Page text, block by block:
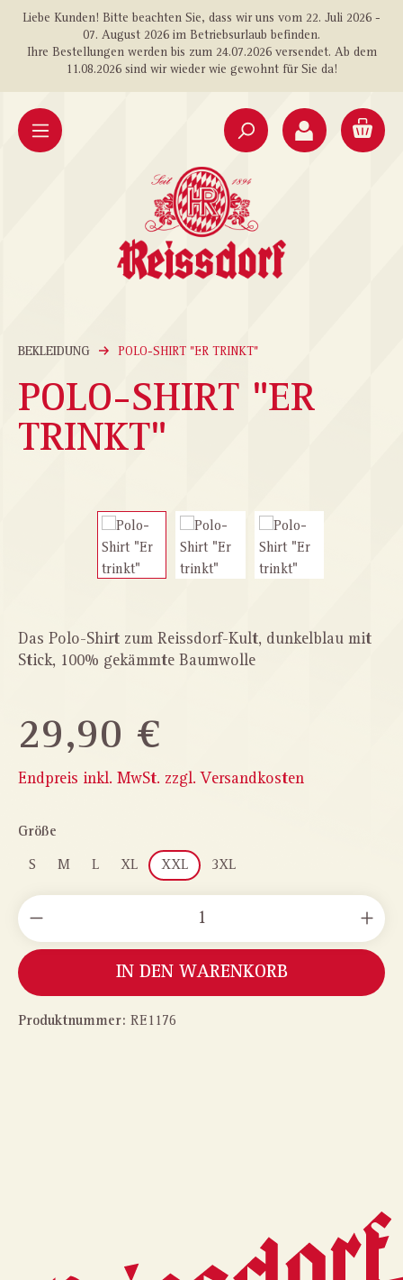
springen
Liebe Kunden! Bitte beachten Sie, dass wir uns vom 22. Juli 2026 -
07. August 2026 im Betriebsurlaub befinden.
Ihre Bestellungen werden bis zum 24.07.2026 versendet. Ab dem
11.08.2026 sind wir wieder wie gewohnt für Sie da!
BEKLEIDUNG POLO-SHIRT "ER TRINKT"
POLO-SHIRT "ER
TRINKT"
Bildergalerie überspringen
Das Polo-Shirt zum Reissdorf-Kult, dunkelblau mit
Stick, 100% gekämmte Baumwolle
29,90 €
Endpreis inkl. MwSt. zzgl. Versandkosten
Größe
S M L XL XXL 3XL
PRODUKT ANZAHL: GIB DEN GEWÜNSCHTEN
IN DEN WARENKORB
Produktnummer: RE1176